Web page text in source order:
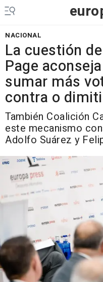
NACIONAL
La cuestión
Page
sumar más
contra o
También Coalición
este mecanismo
Adolfo Suárez y